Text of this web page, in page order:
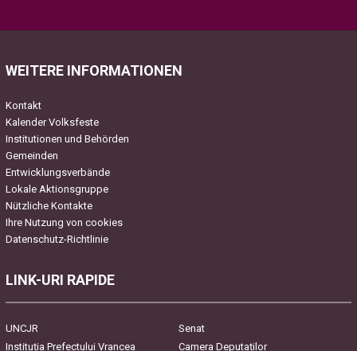
WEITERE INFORMATIONEN
Kontakt
Kalender Volksfeste
Institutionen und Behörden
Gemeinden
Entwicklungsverbände
Lokale Aktionsgruppe
Nützliche Kontakte
Ihre Nutzung von cookies
Datenschutz-Richtlinie
LINK-URI RAPIDE
UNCJR
Senat
Instituția Prefectului Vrancea
Camera Deputaților